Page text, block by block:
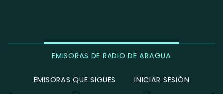
EMISORAS DE RADIO DE ARAGUA
EMISORAS QUE SIGUES INICIAR SESIÓN